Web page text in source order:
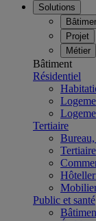
Solutions
Projet
Métier
Bâtiment
Résidentiel
Tertiaire
Public et santé